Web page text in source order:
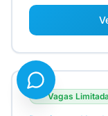
Vagas